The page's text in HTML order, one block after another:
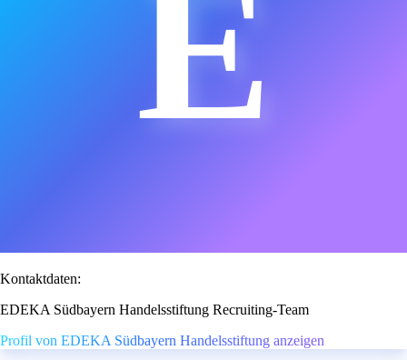
E
Kontaktdaten:
EDEKA Südbayern Handelsstiftung Recruiting-Team
Profil von EDEKA Südbayern Handelsstiftung anzeigen